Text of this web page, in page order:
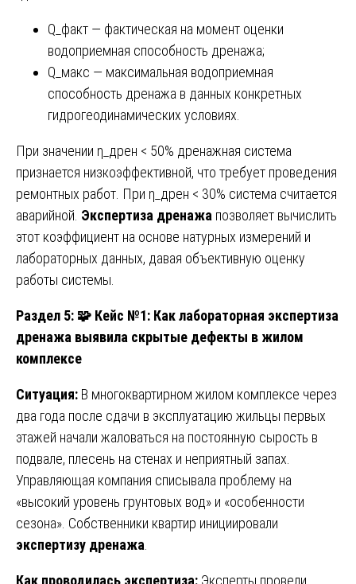
Q_факт — фактическая на момент оценки
водоприемная способность дренажа;
Q_макс — максимальная водоприемная
способность дренажа в данных конкретных
гидрогеодинамических условиях.
При значении η_дрен < 50% дренажная система
признается низкоэффективной, что требует проведения
ремонтных работ. При η_дрен < 30% система считается
аварийной. Экспертиза дренажа позволяет вычислить
этот коэффициент на основе натурных измерений и
лабораторных данных, давая объективную оценку
работы системы.
Раздел 5: 🧩 Кейс №1: Как лабораторная экспертиза
дренажа выявила скрытые дефекты в жилом
комплексе
Ситуация: В многоквартирном жилом комплексе через
два года после сдачи в эксплуатацию жильцы первых
этажей начали жаловаться на постоянную сырость в
подвале, плесень на стенах и неприятный запах.
Управляющая компания списывала проблему на
«высокий уровень грунтовых вод» и «особенности
сезона». Собственники квартир инициировали
экспертизу дренажа
Как проводилась экспертиза: Эксперты провели